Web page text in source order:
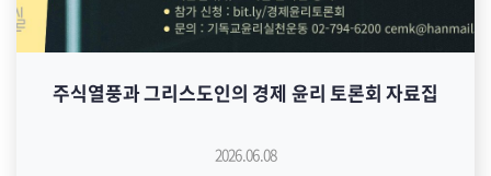
주식열풍과 그리스도인의 경제 윤리 토론회 자료집
2026.06.08